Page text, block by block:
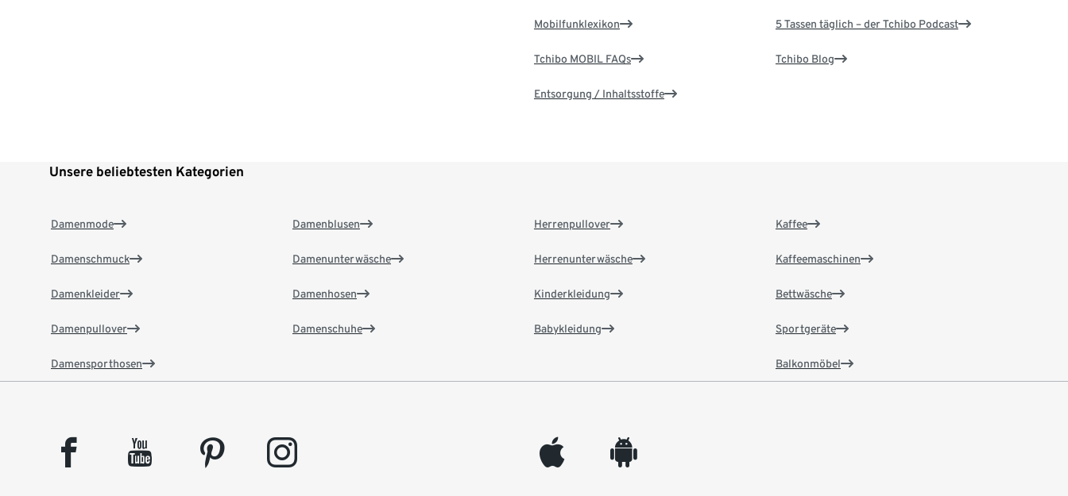
Mobilfunklexikon
Tchibo MOBIL FAQs
Entsorgung / Inhaltsstoffe
5 Tassen täglich – der Tchibo Podcast
Tchibo Blog
Unsere beliebtesten Kategorien
Damenmode
Damenschmuck
Damenkleider
Damenpullover
Damensporthosen
Damenblusen
Damenunterwäsche
Damenhosen
Damenschuhe
Herrenpullover
Herrenunterwäsche
Kinderkleidung
Babykleidung
Kaffee
Kaffeemaschinen
Bettwäsche
Sportgeräte
Balkonmöbel
facebook youtube pinterest instagram appleinc android